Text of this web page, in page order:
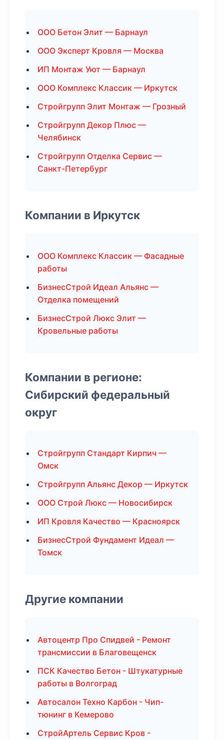
ООО Бетон Элит — Барнаул
ООО Эксперт Кровля — Москва
ИП Монтаж Уют — Барнаул
ООО Комплекс Классик — Иркутск
Стройгрупп Элит Монтаж — Грозный
Стройгрупп Декор Плюс —
Челябинск
Стройгрупп Отделка Сервис —
Санкт-Петербург
Компании в Иркутск
ООО Комплекс Классик — Фасадные
работы
БизнесСтрой Идеал Альянс —
Отделка помещений
БизнесСтрой Люкс Элит —
Кровельные работы
Компании в регионе:
Сибирский федеральный
округ
Стройгрупп Стандарт Кирпич —
Омск
Стройгрупп Альянс Декор — Иркутск
ООО Строй Люкс — Новосибирск
ИП Кровля Качество — Красноярск
БизнесСтрой Фундамент Идеал —
Томск
Другие компании
Автоцентр Про Спидвей - Ремонт
трансмиссии в Благовещенск
ПСК Качество Бетон - Штукатурные
работы в Волгоград
Автосалон Техно Карбон - Чип-
тюнинг в Кемерово
СтройАртель Сервис Кров -